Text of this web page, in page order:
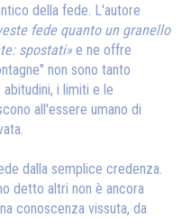
della fede. L'autore
fede quanto un granello
spostati» e ne offre
non sono tanto
i limiti e le
all'essere umano di
dalla semplice credenza.
detto altri non è ancora
conoscenza vissuta, da